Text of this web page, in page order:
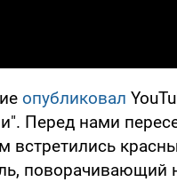
опубликовал
Перед нами
встретились
поворачивающий